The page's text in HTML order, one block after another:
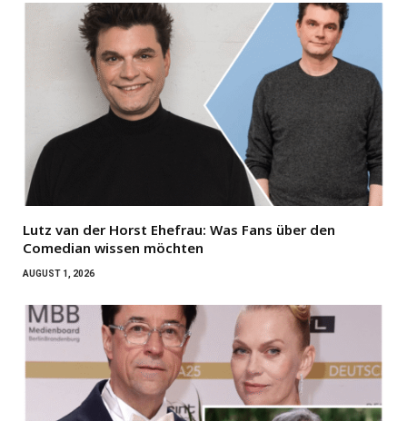
Lutz van der Horst Ehefrau: Was Fans über den
Comedian wissen möchten
AUGUST 1, 2026